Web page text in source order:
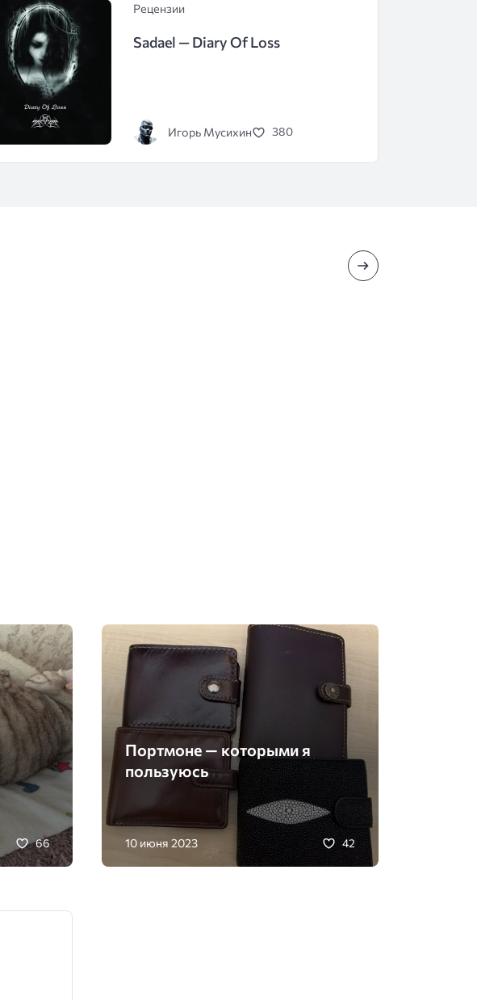
Рецензии
Sadael — Diary Of Loss
Игорь Мусихин 380
66
Портмоне — которыми я
пользуюсь
10 июня 2023 42